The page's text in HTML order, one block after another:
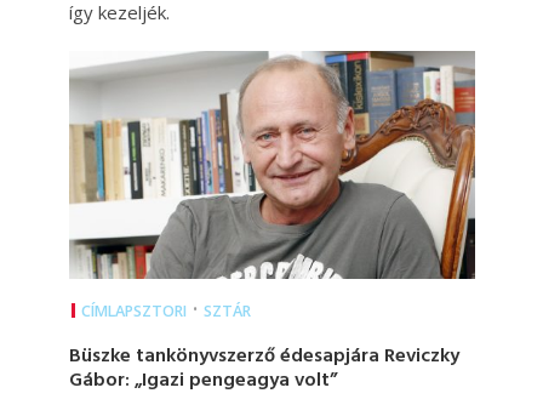
így kezeljék.
CÍMLAPSZTORI • SZTÁR
Büszke tankönyvszerző édesapjára Reviczky
Gábor: „Igazi pengeagya volt”